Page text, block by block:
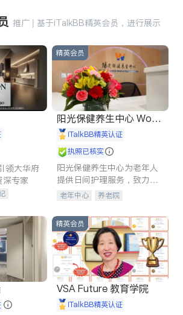
推广 | 基于iTalkBB精英会员，进行展示
领大华府
深专家
商
精英会员
阳光保健养生中心 World
shine
iTalkBB精英认证
执照已核实
阳光保健养生中心为老年人
提供日间护理服务，致力于
通过持续的护理创新来有效
老年中心 养老院
精英会员
VSA Future 教育学院
iTalkBB精英认证